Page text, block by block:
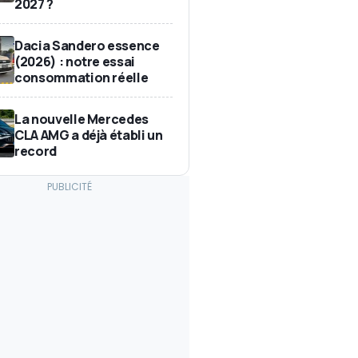
2027 ?
Dacia Sandero essence
(2026) : notre essai
consommation réelle
La nouvelle Mercedes
CLA AMG a déjà établi un
record